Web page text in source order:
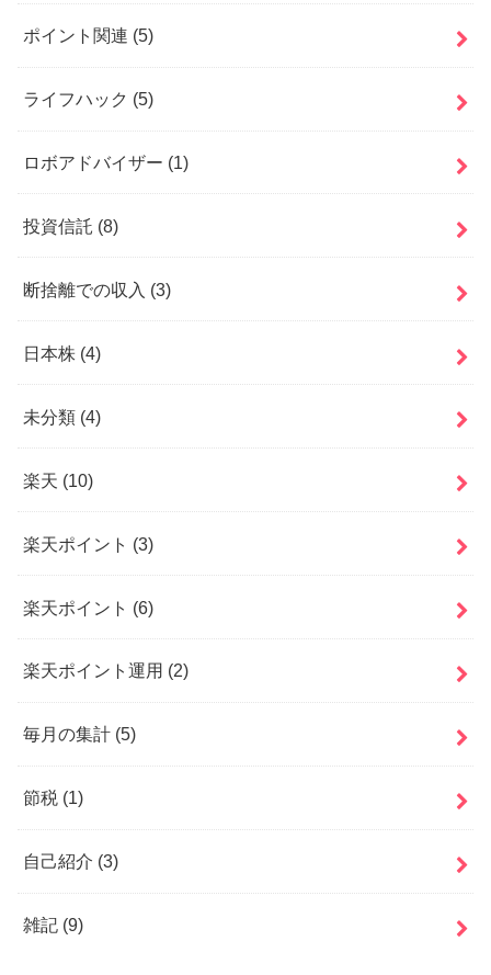
ポイント関連 (5)
ライフハック (5)
ロボアドバイザー (1)
投資信託 (8)
断捨離での収入 (3)
日本株 (4)
未分類 (4)
楽天 (10)
楽天ポイント (3)
楽天ポイント (6)
楽天ポイント運用 (2)
毎月の集計 (5)
節税 (1)
自己紹介 (3)
雑記 (9)